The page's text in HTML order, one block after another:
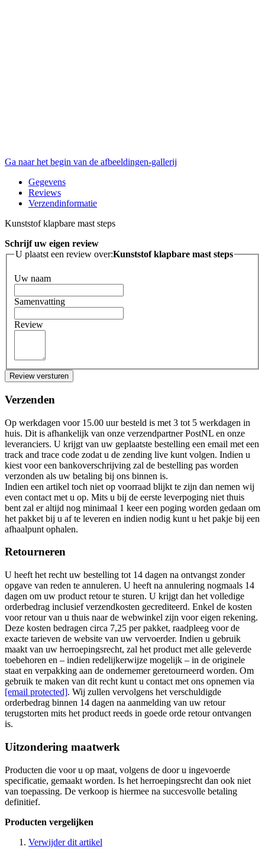
Ga naar het begin van de afbeeldingen-gallerij
Gegevens
Reviews
Verzendinformatie
Kunststof klapbare mast steps
Schrijf uw eigen review
U plaatst een review over:Kunststof klapbare mast steps
Uw naam
Samenvatting
Review
Review versturen
Verzenden
Op werkdagen voor 15.00 uur besteld is met 3 tot 5 werkdagen in
huis. Dit is afhankelijk van onze verzendpartner PostNL en onze
leveranciers. U krijgt van uw geplaatste bestelling een email met een
track and trace code zodat u de zending live kunt volgen. Indien u
kiest voor een bankoverschrijving zal de bestelling pas worden
verzonden als uw betaling bij ons binnen is.
Indien een artikel toch niet op voorraad blijkt te zijn dan nemen wij
even contact met u op. Mits u bij de eerste leverpoging niet thuis
bent zal er altijd nog minimaal 1 keer een poging worden gedaan om
het pakket bij u af te leveren en indien nodig kunt u het pakje bij een
afhaalpunt ophalen.
Retourneren
U heeft het recht uw bestelling tot 14 dagen na ontvangst zonder
opgave van reden te annuleren. U heeft na annulering nogmaals 14
dagen om uw product retour te sturen. U krijgt dan het volledige
orderbedrag inclusief verzendkosten gecrediteerd. Enkel de kosten
voor retour van u thuis naar de webwinkel zijn voor eigen rekening.
Deze kosten bedragen circa 7,25 per pakket, raadpleeg voor de
exacte tarieven de website van uw vervoerder. Indien u gebruik
maakt van uw herroepingsrecht, zal het product met alle geleverde
toebehoren en – indien redelijkerwijze mogelijk – in de originele
staat en verpakking aan de ondernemer geretourneerd worden. Om
gebruik te maken van dit recht kunt u contact met ons opnemen via
[email protected]. Wij zullen vervolgens het verschuldigde
orderbedrag binnen 14 dagen na aanmelding van uw retour
terugstorten mits het product reeds in goede orde retour ontvangen
is.
Uitzondering maatwerk
Producten die voor u op maat, volgens de door u ingevoerde
specificatie, gemaakt worden. Is het herroepingsrecht dan ook niet
van toepassing. De verkoop is hiermee na succesvolle betaling
definitief.
Producten vergelijken
Verwijder dit artikel